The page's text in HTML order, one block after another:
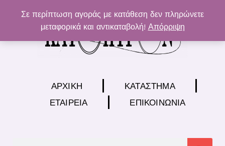
Σε περίπτωση αγοράς με κατάθεση δεν πληρώνετε
μεταφορικά και αντικαταβολή! Απόρριψη
περιεχόμενο
ΑΡΧΙΚΉ
ΚΑΤΆΣΤΗΜΑ
ΕΤΑΙΡΕΊΑ
ΕΠΙΚΟΙΝΩΝΊΑ